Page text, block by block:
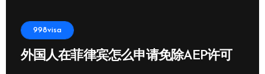
998visa
外国人在菲律宾怎么申请免除AEP许可